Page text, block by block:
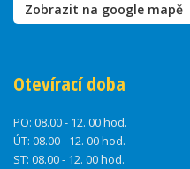
Zobrazit na google mapě
Otevírací doba
PO: 08.00 - 12. 00 hod.
ÚT: 08.00 - 12. 00 hod.
ST: 08.00 - 12. 00 hod.